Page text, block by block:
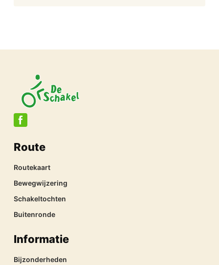
Route
Routekaart
Bewegwijzering
Schakeltochten
Buitenronde
Informatie
Bijzonderheden